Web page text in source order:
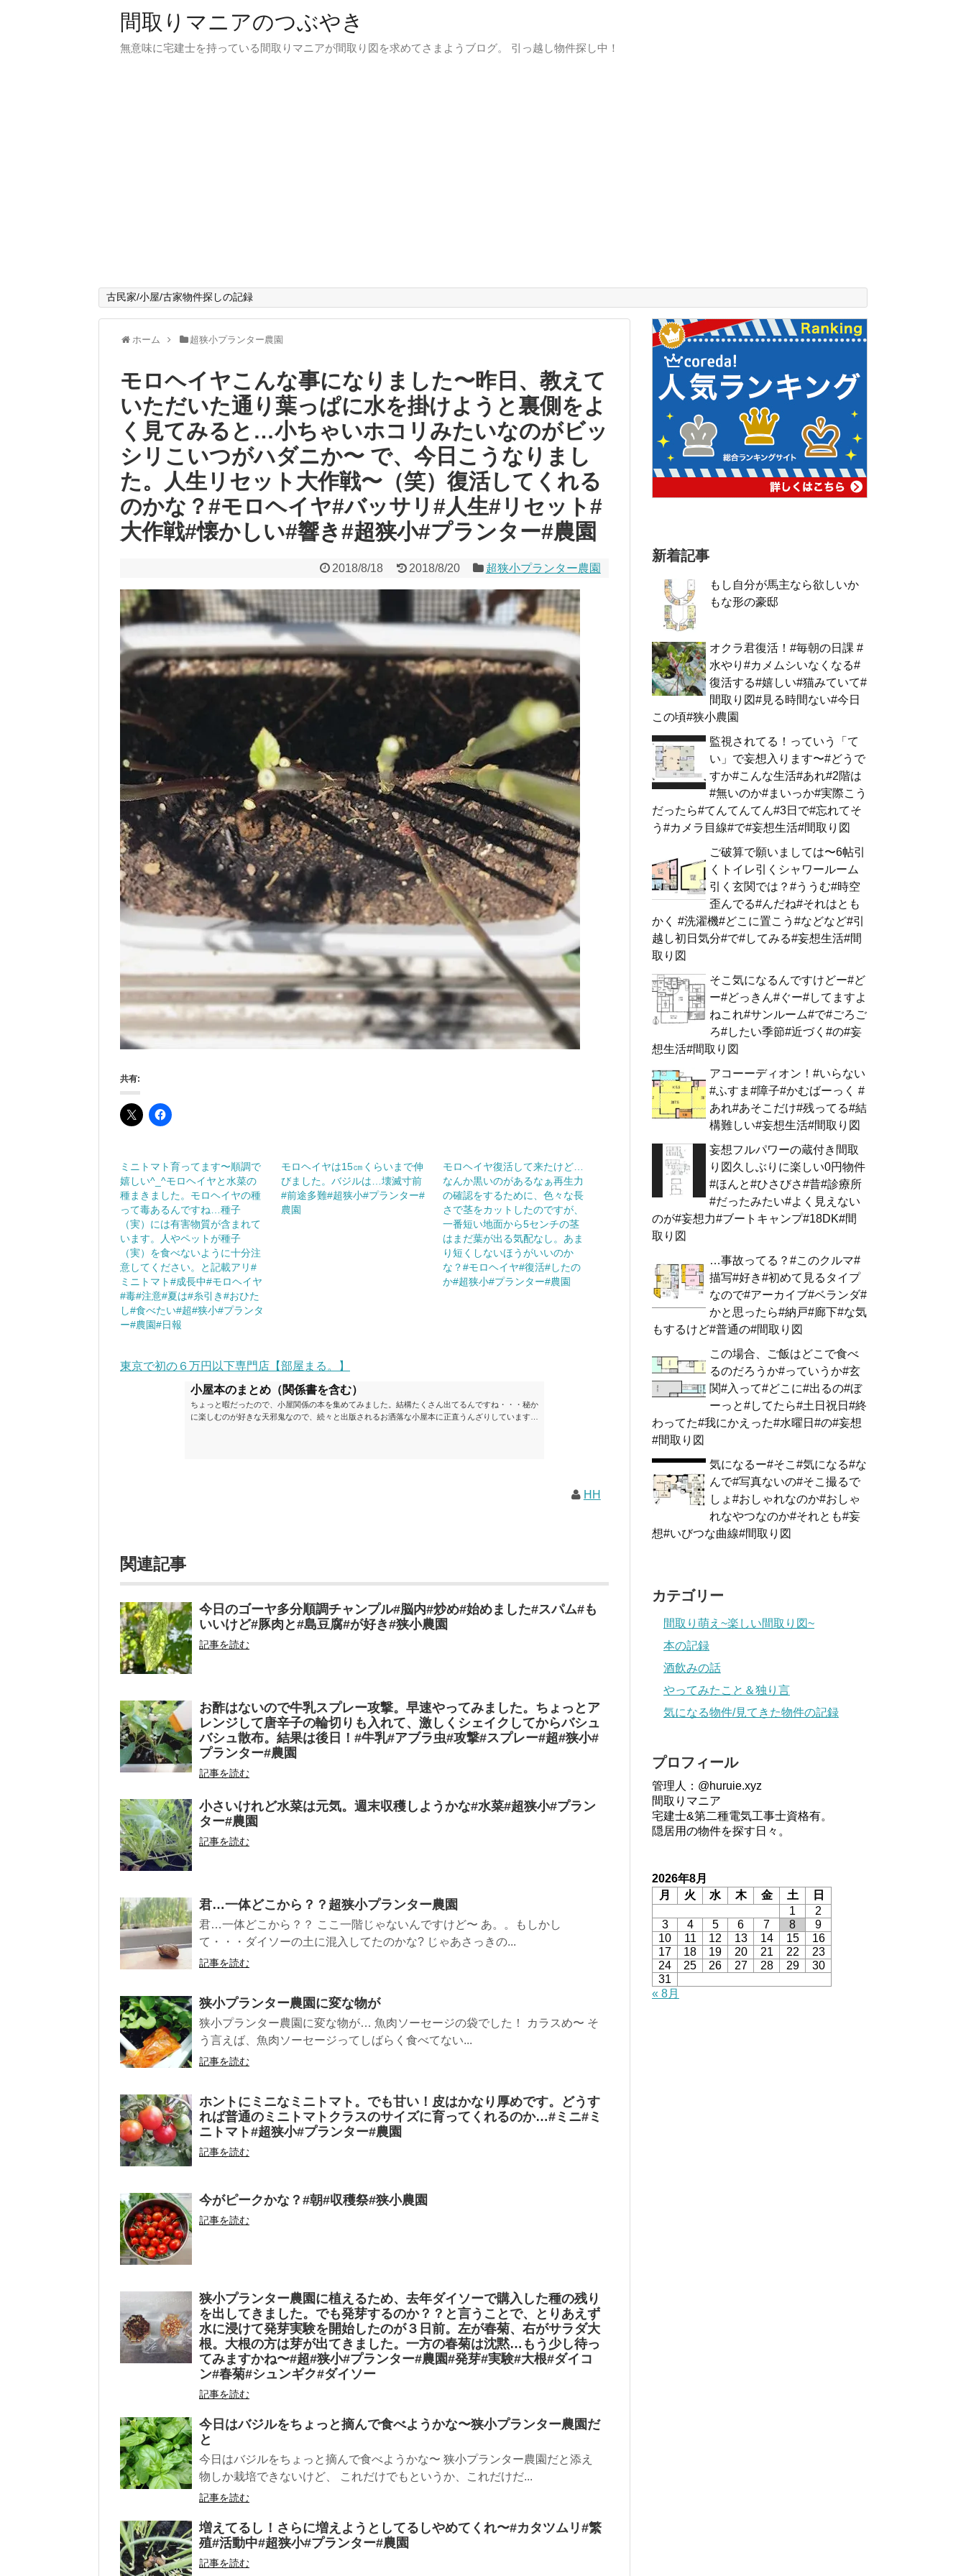
間取りマニアのつぶやき
無意味に宅建士を持っている間取りマニアが間取り図を求めてさまようブログ。 引っ越し物件探し中！
古民家/小屋/古家物件探しの記録
ホーム 超狭小プランター農園
モロヘイヤこんな事になりました〜昨日、教えて
いただいた通り葉っぱに水を掛けようと裏側をよ
く見てみると…小ちゃいホコリみたいなのがビッ
シリ︎こいつがハダニか〜 で、今日こうなりまし
た。人生リセット大作戦〜（笑）復活してくれる
のかな？#モロヘイヤ#バッサリ#人生#リセット#
大作戦#懐かしい#響き#超狭小#プランター#農園
2018/8/18 2018/8/20 超狭小プランター農園
共有:
ミニトマト育ってます〜順調で
嬉しい^_^モロヘイヤと水菜の
種まきました。モロヘイヤの種
って毒あるんですね…種子
（実）には有害物質が含まれて
います。人やペットが種子
（実）を食べないように十分注
意してください。と記載アリ#
ミニトマト#成長中#モロヘイヤ
#毒#注意#夏は#糸引き#おひた
し#食べたい#超#狭小#プランタ
ー#農園#日報
モロヘイヤは15㎝くらいまで伸
びました。バジルは…壊滅寸前
#前途多難#超狭小#プランター#
農園
モロヘイヤ復活して来たけど…
なんか黒いのがあるなぁ再生力
の確認をするために、色々な長
さで茎をカットしたのですが、
一番短い地面から5センチの茎
はまだ葉が出る気配なし。あま
り短くしないほうがいいのか
な？#モロヘイヤ#復活#したの
か#超狭小#プランター#農園
東京で初の６万円以下専門店【部屋まる。】
小屋本のまとめ（関係書を含む）
ちょっと暇だったので、小屋関係の本を集めてみました。結構たくさん出てるんですね・・・秘か
に楽しむのが好きな天邪鬼なので、続々と出版されるお洒落な小屋本に正直うんざりしています
HH
関連記事
今日のゴーヤ多分順調チャンプル#脳内#炒め#始めました#スパム#も
いいけど#豚肉と#島豆腐#が好き#狭小農園
記事を読む
お酢はないので牛乳スプレー攻撃。早速やってみました。ちょっとア
レンジして唐辛子の輪切りも入れて、激しくシェイクしてからバシュ
バシュ散布。結果は後日！#牛乳#アブラ虫#攻撃#スプレー#超#狭小#
プランター#農園
記事を読む
小さいけれど水菜は元気。週末収穫しようかな#水菜#超狭小#プラン
ター#農園
記事を読む
君…一体どこから？？超狭小プランター農園
君…一体どこから？？ ここ一階じゃないんですけど〜 あ。。もしかし
て・・・ダイソーの土に混入してたのかな? じゃあさっきの...
記事を読む
狭小プランター農園に変な物が
狭小プランター農園に変な物が… 魚肉ソーセージの袋でした！ カラスめ〜 そ
う言えば、魚肉ソーセージってしばらく食べてない...
記事を読む
ホントにミニなミニトマト。でも甘い！皮はかなり厚めです。どうす
れば普通のミニトマトクラスのサイズに育ってくれるのか…#ミニ#ミ
ニトマト#超狭小#プランター#農園
記事を読む
今がピークかな？#朝#収穫祭#狭小農園
記事を読む
狭小プランター農園に植えるため、去年ダイソーで購入した種の残り
を出してきました。でも発芽するのか？？と言うことで、とりあえず
水に浸けて発芽実験を開始したのが３日前。左が春菊、右がサラダ大
根。大根の方は芽が出てきました。一方の春菊は沈黙…もう少し待っ
てみますかね〜#超#狭小#プランター#農園#発芽#実験#大根#ダイコ
ン#春菊#シュンギク#ダイソー
記事を読む
今日はバジルをちょっと摘んで食べようかな〜狭小プランター農園だ
と
今日はバジルをちょっと摘んで食べようかな〜 狭小プランター農園だと添え
物しか栽培できないけど、 これだけでもというか、これだけだ...
記事を読む
増えてるし！さらに増えようとしてるし︎やめてくれ〜#カタツムリ#繁
殖#活動中#超狭小#プランター#農園
記事を読む
新着記事
もし自分が馬主なら欲しいか
もな形の豪邸
オクラ君復活！#毎朝の日課 #
水やり#カメムシいなくなる#
復活する#嬉しい#猫みていて#
間取り図#見る時間ない#今日
この頃#狭小農園
監視されてる！っていう「て
い」で妄想入ります〜#どうで
すか#こんな生活#あれ#2階は
#無いのか#まいっか#実際こう
だったら#てんてんてん#3日で#忘れてそ
う#カメラ目線#で#妄想生活#間取り図
ご破算で願いましては〜6帖引
くトイレ引くシャワールーム
引く玄関では？#ううむ#時空
歪んでる#んだね#それはとも
かく #洗濯機#どこに置こう#などなど#引
越し初日気分#で#してみる#妄想生活#間
取り図
そこ気になるんですけどー#ど
ー#どっきん#ぐー#してますよ
ねこれ#サンルーム#で#ごろご
ろ#したい季節#近づく#の#妄
想生活#間取り図
アコーーディオン！#いらない
#ふすま#障子#かむばーっく #
あれ#あそこだけ#残ってる#結
構難しい#妄想生活#間取り図
妄想フルパワーの蔵付き間取
り図久しぶりに楽しい0円物件
#ほんと#ひさびさ#昔#診療所
#だったみたい#よく見えない
のが#妄想力#ブートキャンプ#18DK#間
取り図
…事故ってる？#このクルマ#
描写#好き#初めて見るタイプ
なので#アーカイブ#ベランダ#
かと思ったら#納戸#廊下#な気
もするけど#普通の#間取り図
この場合、ご飯はどこで食べ
るのだろうか#っていうか#玄
関#入って#どこに#出るの#ぼ
ーっと#してたら#土日祝日#終
わってた#我にかえった#水曜日#の#妄想
#間取り図
気になるー#そこ#気になる#な
んで#写真ないの#そこ撮るで
しょ#おしゃれなのか#おしゃ
れなやつなのか#それとも#妄
想#いびつな曲線#間取り図
カテゴリー
間取り萌え~楽しい間取り図~
本の記録
酒飲みの話
やってみたこと＆独り言
気になる物件/見てきた物件の記録
プロフィール
管理人：@huruie.xyz
間取りマニア
宅建士&第二種電気工事士資格有。
隠居用の物件を探す日々。
2026年8月
月
火 水 木 金 土
日
1
2
3
4 5 6 7 8
9
10
11 12 13 14 15
16
17
18 19 20 21 22
23
24
25 26 27 28 29
30
31
« 8月